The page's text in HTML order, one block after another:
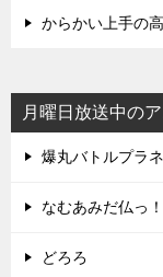
からかい上手の
月曜日放送中の
爆丸バトルプラ
なむあみだ仏っ
どろろ